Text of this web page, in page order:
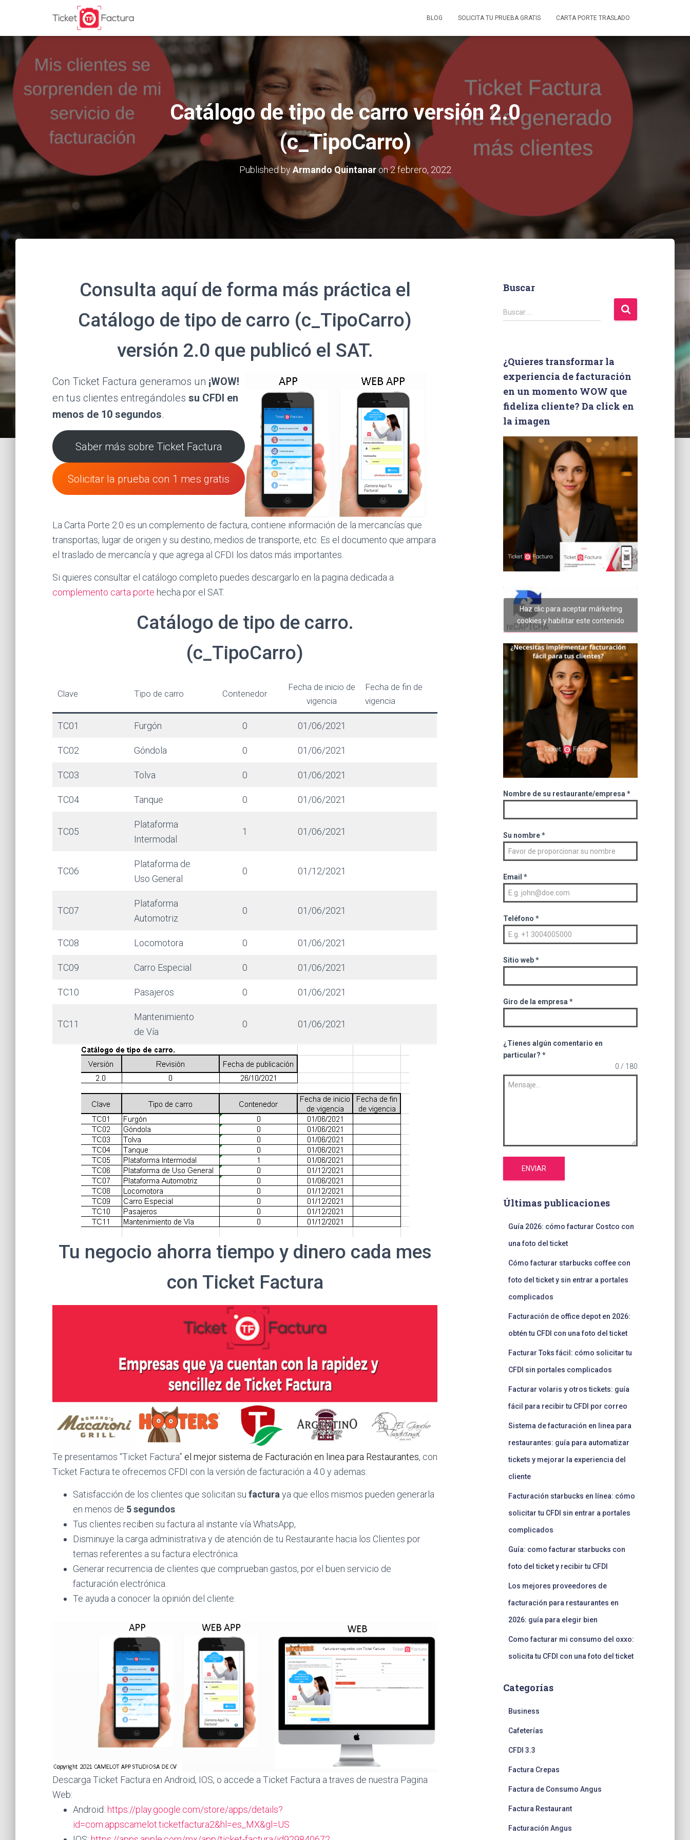
BLOG SOLICITA TU PRUEBA GRATIS CARTA PORTE TRASLADO
Catálogo de tipo de carro versión 2.0
(c_TipoCarro)
Published byArmando Quintanaron2 febrero, 2022
Consulta aquí de forma más práctica el
Catálogo de tipo de carro (c_TipoCarro)
versión 2.0 que publicó el SAT.
Con Ticket Factura generamos un ¡WOW!
en tus clientes entregándoles su CFDI en
menos de 10 segundos.
Saber más sobre Ticket Factura
Solicitar la prueba con 1 mes gratis
La Carta Porte 2.0 es un complemento de factura, contiene información de la mercancías que
transportas, lugar de origen y su destino, medios de transporte, etc. Es el documento que ampara
el traslado de mercancía y que agrega al CFDI los datos más importantes.
Si quieres consultar el catálogo completo puedes descargarlo en la pagina dedicada a
complemento carta porte hecha por el SAT.
Catálogo de tipo de carro.
(c_TipoCarro)
Clave Tipo de carro Contenedor
Fecha de inicio de
vigencia
Fecha de fin de
vigencia
TC01 Furgón 0 01/06/2021
TC02 Góndola 0 01/06/2021
TC03 Tolva 0 01/06/2021
TC04 Tanque 0 01/06/2021
TC05
Plataforma
Intermodal
1 01/06/2021
TC06
Plataforma de
Uso General
0 01/12/2021
TC07
Plataforma
Automotriz
0 01/06/2021
TC08 Locomotora 0 01/06/2021
TC09 Carro Especial 0 01/06/2021
TC10 Pasajeros 0 01/06/2021
TC11
Mantenimiento
de Vía
0 01/06/2021
Tu negocio ahorra tiempo y dinero cada mes
con Ticket Factura
Te presentamos “Ticket Factura” el mejor sistema de Facturación en linea para Restaurantes, con
Ticket Factura te ofrecemos CFDI con la versión de facturación a 4.0 y ademas:
Satisfacción de los clientes que solicitan su factura ya que ellos mismos pueden generarla
en menos de 5 segundos
Tus clientes reciben su factura al instante vía WhatsApp,
Disminuye la carga administrativa y de atención de tu Restaurante hacia los Clientes por
temas referentes a su factura electrónica.
Generar recurrencia de clientes que comprueban gastos, por el buen servicio de
facturación electrónica.
Te ayuda a conocer la opinión del cliente.
Descarga Ticket Factura en Android, IOS, o accede a Ticket Factura a traves de nuestra Pagina
Web:
Android: https://play.google.com/store/apps/details?
id=com.appscamelot.ticketfactura2&hl=es_MX&gl=US
Buscar
B
u
r
:
Buscar …
¿Quieres transformar la
experiencia de facturación
en un momento WOW que
fideliza cliente? Da click en
la imagen
Haz clic para aceptar márketing
cookies y habilitar este contenido
Nombre de su restaurante/empresa *
Su nombre*
Email *
Teléfono *
Sitio web*
Giro de la empresa *
¿Tienes algún comentario en
particular? *
0 / 180
ENVIAR
Últimas publicaciones
Guía 2026: cómo facturar Costco con
una foto del ticket
Cómo facturar starbucks coffee con
foto del ticket y sin entrar a portales
complicados
Facturación de office depot en 2026:
obtén tu CFDI con una foto del ticket
Facturar Toks fácil: cómo solicitar tu
CFDI sin portales complicados
Facturar volaris y otros tickets: guía
fácil para recibir tu CFDI por correo
Sistema de facturación en linea para
restaurantes: guía para automatizar
tickets y mejorar la experiencia del
cliente
Facturación starbucks en línea: cómo
solicitar tu CFDI sin entrar a portales
complicados
Guía: como facturar starbucks con
foto del ticket y recibir tu CFDI
Los mejores proveedores de
facturación para restaurantes en
2026: guía para elegir bien
Como facturar mi consumo del oxxo:
solicita tu CFDI con una foto del ticket
Categorías
Business
Cafeterías
CFDI 3.3
Factura Crepas
Factura de Consumo Angus
Factura Restaurant
Facturación Angus